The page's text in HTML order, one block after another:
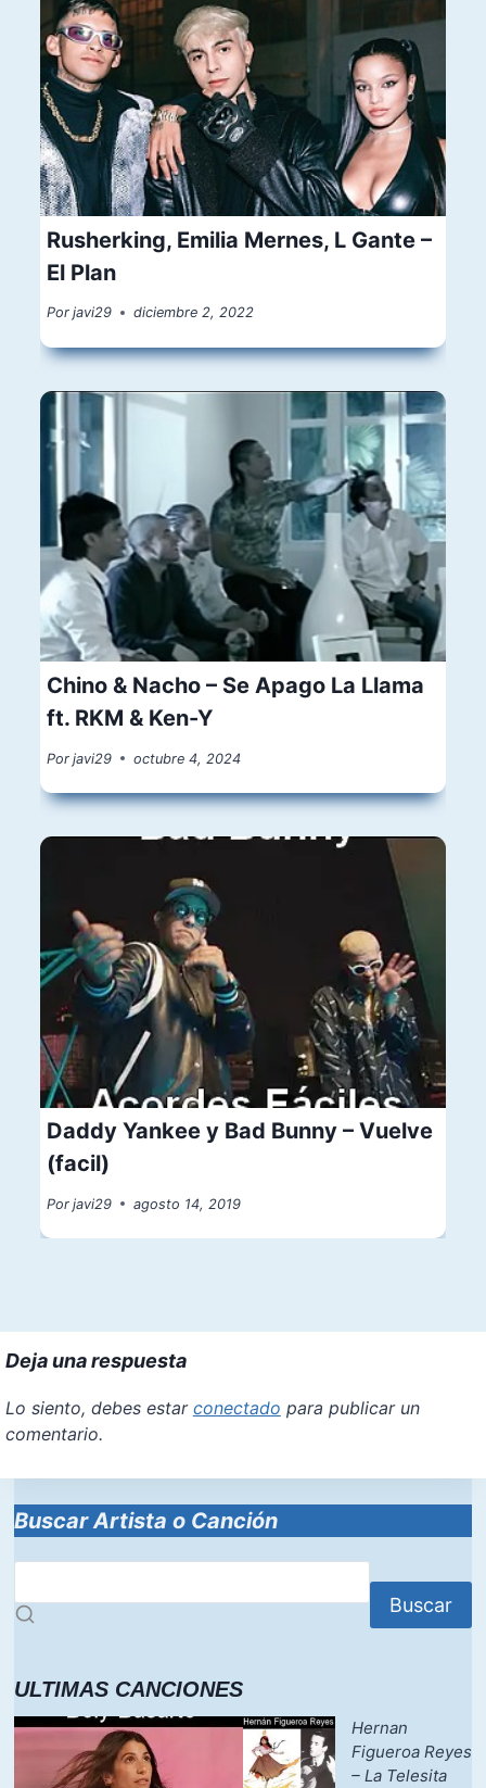
Rusherking, Emilia Mernes, L Gante –
El Plan
Por javi29 diciembre 2, 2022
Chino & Nacho – Se Apago La Llama
ft. RKM & Ken-Y
Por javi29 octubre 4, 2024
Daddy Yankee y Bad Bunny – Vuelve
(facil)
Por javi29 agosto 14, 2019
Deja una respuesta
Lo siento, debes estar conectado para publicar un
comentario.
Buscar Artista o Canción
Buscar
ULTIMAS CANCIONES
Hernan
Figueroa Reyes
– La Telesita